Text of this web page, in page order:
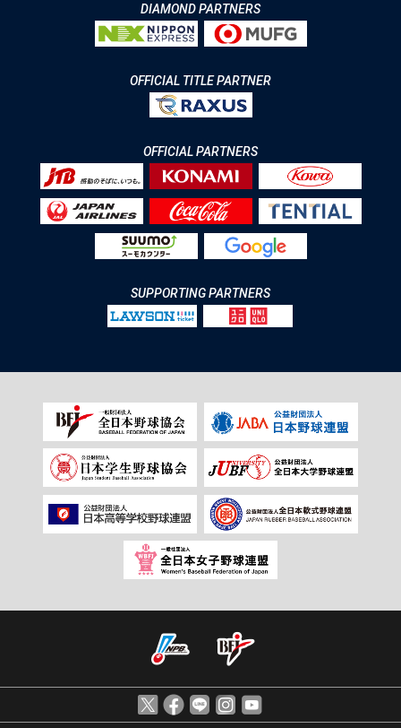
DIAMOND PARTNERS
OFFICIAL TITLE PARTNER
OFFICIAL PARTNERS
SUPPORTING PARTNERS